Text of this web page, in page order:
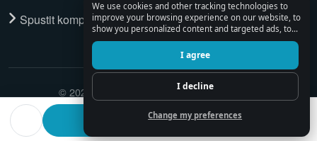
We use cookies and other tracking technologies to
improve your browsing experience on our website, to
show you personalized content and targeted ads, to
analyze our website traffic, and to understand where
our visitors are coming from.
I agree
I decline
Change my preferences
Find a ferrata partner
Spustit kompletní průvodce
© 2026 Climbing Place. All Rights Reserved.